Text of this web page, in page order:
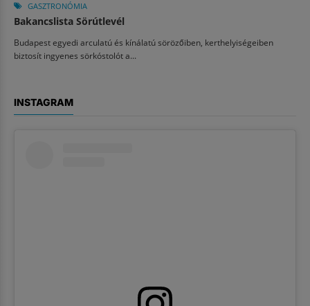
GASZTRONÓMIA
Bakancslista Sörútlevél
Budapest egyedi arculatú és kínálatú sörözőiben, kerthelyiségeiben
biztosít ingyenes sörkóstolót a...
INSTAGRAM